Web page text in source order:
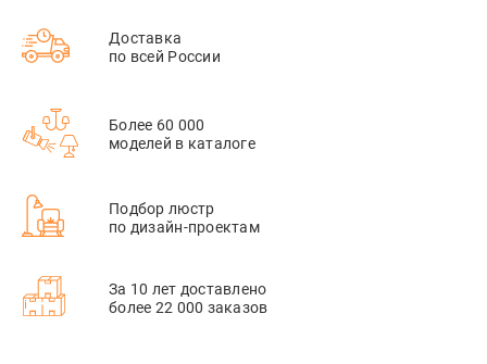
Доставка
по всей России
Более 60 000
моделей в каталоге
Подбор люстр
по дизайн-проектам
За 10 лет доставлено
более 22 000 заказов